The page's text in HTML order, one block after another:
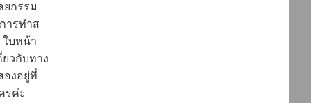
ยกรรม
ารทำส
ใบหน้า
วกับทาง
องอยู่ที่
รค่ะ